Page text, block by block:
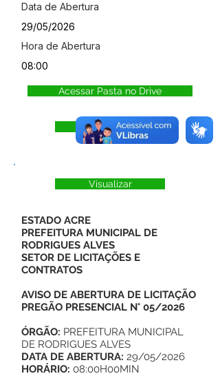
Data de Abertura
29/05/2026
Hora de Abertura
08:00
Acessar Pasta no Drive
Visualizar Doc
Visualizar
ESTADO ACRE
PREFEITURA MUNICIPAL DE
RODRIGUES ALVES
SETOR DE LICITAÇÕES E
CONTRATOS
AVISO DE ABERTURA DE LICITAÇÃO
PREGÃO PRESENCIAL N° 05/2026
ÓRGÃO: PREFEITURA MUNICIPAL
DE RODRIGUES ALVES
DATA DE ABERTURA: 29/05/2026
HORÁRIO: 08:00H00MIN